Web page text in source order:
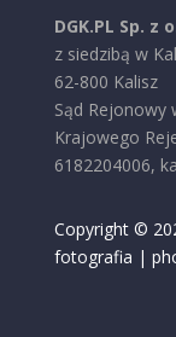
DGK.PL Sp. z
z siedzibą w
62-800 Kalisz
Sąd Rejonowy
Krajowego
6182204006,
Copyright ©
fotografia |